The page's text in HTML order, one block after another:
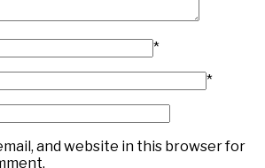
*
*
and website in this browser for